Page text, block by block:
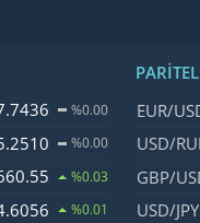
%0.00
%0.00
%0.03
%0.01
İsim,
EUR/
USD/
GBP/
USD/JPY